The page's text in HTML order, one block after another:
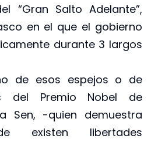
“Gran Salto Adelante”,
en el que el gobierno
durante 3 largos
de esos espejos o de
del Premio Nobel de
Sen, -quien demuestra
existen libertades